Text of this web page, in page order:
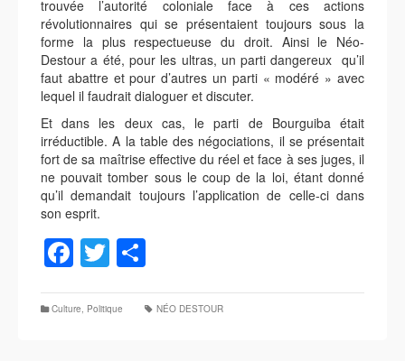
trouvée l’autorité coloniale face à ces actions
révolutionnaires qui se présentaient toujours sous la
forme la plus respectueuse du droit. Ainsi le Néo-
Destour a été, pour les ultras, un parti dangereux qu’il
faut abattre et pour d’autres un parti « modéré » avec
lequel il faudrait dialoguer et discuter.
Et dans les deux cas, le parti de Bourguiba était
irréductible. A la table des négociations, il se présentait
fort de sa maîtrise effective du réel et face à ses juges, il
ne pouvait tomber sous le coup de la loi, étant donné
qu’il demandait toujours l’application de celle-ci dans
son esprit.
Facebook
Twitter
Culture Politique NÉO DESTOUR